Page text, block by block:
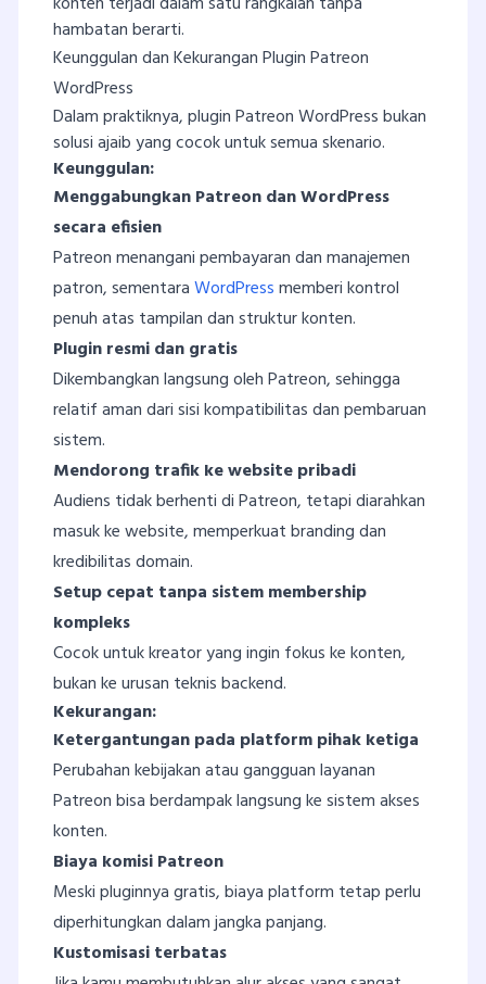
hambatan berarti.
Keunggulan dan Kekurangan Plugin Patreon
WordPress
Dalam praktiknya, plugin Patreon WordPress bukan
solusi ajaib yang cocok untuk semua skenario.
Keunggulan:
Menggabungkan Patreon dan WordPress
secara efisien
Patreon menangani pembayaran dan manajemen
patron, sementaraWordPressmemberi kontrol
penuh atas tampilan dan struktur konten.
Plugin resmi dan gratis
Dikembangkan langsung oleh Patreon, sehingga
relatif aman dari sisi kompatibilitas dan pembaruan
sistem.
Mendorong trafik ke website pribadi
Audiens tidak berhenti di Patreon, tetapi diarahkan
masuk ke website, memperkuat branding dan
kredibilitas domain.
Setup cepat tanpa sistem membership
kompleks
Cocok untuk kreator yang ingin fokus ke konten,
bukan ke urusan teknis backend.
Kekurangan:
Ketergantungan pada platform pihak ketiga
Perubahan kebijakan atau gangguan layanan
Patreon bisa berdampak langsung ke sistem akses
konten.
Biaya komisi Patreon
Meski pluginnya gratis, biaya platform tetap perlu
diperhitungkan dalam jangka panjang.
Kustomisasi terbatas